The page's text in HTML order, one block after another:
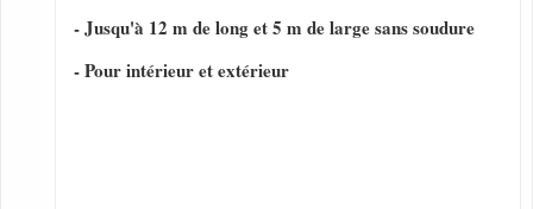
- Jusqu'à 12 m de long et 5 m de large sans soudure
- Pour intérieur et extérieur